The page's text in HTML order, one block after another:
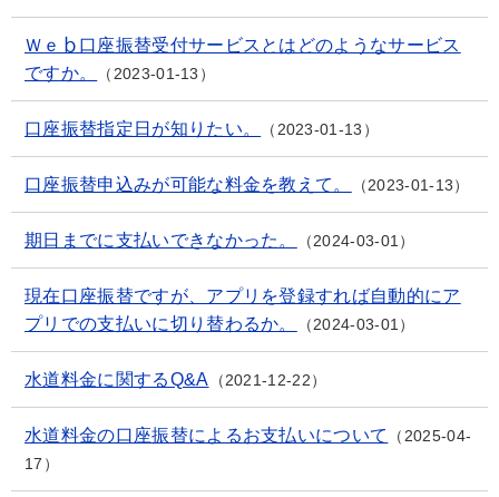
Ｗｅｂ口座振替受付サービスとはどのようなサービス
ですか。
2023-01-13
口座振替指定日が知りたい。 2023-01-13
口座振替申込みが可能な料金を教えて。 2023-01-13
期日までに支払いできなかった。 2024-03-01
現在口座振替ですが、アプリを登録すれば自動的にア
プリでの支払いに切り替わるか。
2024-03-01
水道料金に関するQ&A 2021-12-22
水道料金の口座振替によるお支払いについて
2025-04-
17